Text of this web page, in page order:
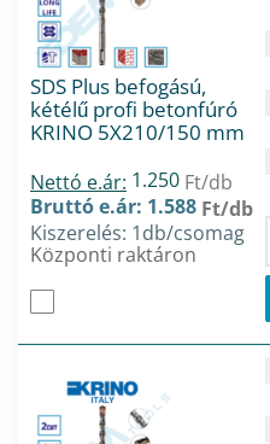
SDS Plus befogású,
kétélű profi betonfúró
KRINO 5X210/150 mm
Nettó e.ár: 1.250 Ft/db
Bruttó e.ár: 1.588 Ft/db
Kiszerelés: 1db/csomag
Központi raktáron